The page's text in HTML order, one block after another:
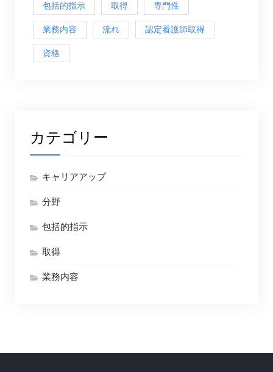
包括的指示 取得 専門性
業務内容 流れ 認定看護師取得
資格
カテゴリー
キャリアアップ
分野
包括的指示
取得
業務内容